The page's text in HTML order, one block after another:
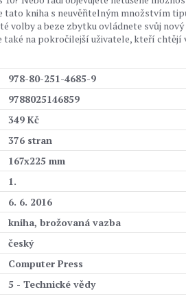
kniha s neuvěřitelným množstvím
volby a beze zbytku ovládnete svůj
také na pokročilejší uživatele, kteří
978-80-251-4685-9
9788025146859
349 Kč
376 stran
167x225 mm
1.
6. 6. 2016
kniha, brožovaná vazba
český
Computer Press
5 - Technické vědy